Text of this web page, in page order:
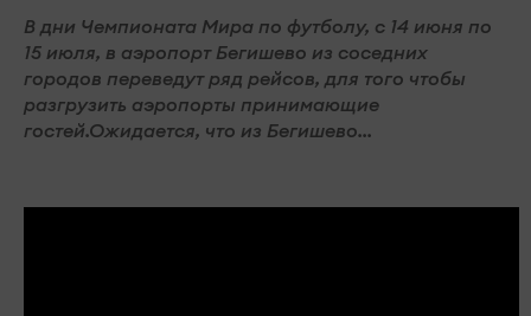
В дни Чемпионата Мира по футболу, с 14 июня по
15 июля, в аэропорт Бегишево из соседних
городов переведут ряд рейсов, для того чтобы
разгрузить аэропорты принимающие
гостей.Ожидается, что из Бегишево...